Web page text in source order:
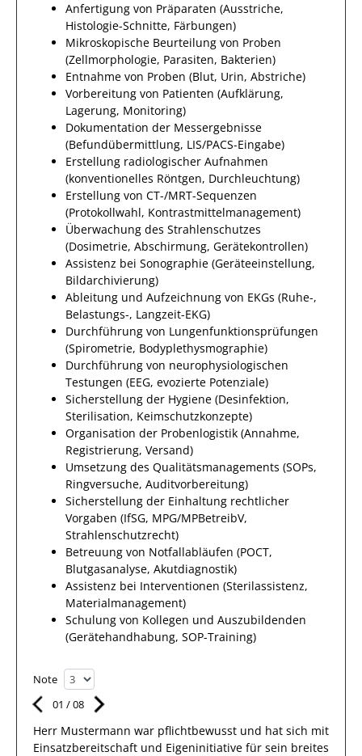
Anfertigung von Präparaten (Ausstriche,
Histologie-Schnitte, Färbungen)
Mikroskopische Beurteilung von Proben
(Zellmorphologie, Parasiten, Bakterien)
Entnahme von Proben (Blut, Urin, Abstriche)
Vorbereitung von Patienten (Aufklärung,
Lagerung, Monitoring)
Dokumentation der Messergebnisse
(Befundübermittlung, LIS/PACS-Eingabe)
Erstellung radiologischer Aufnahmen
(konventionelles Röntgen, Durchleuchtung)
Erstellung von CT-/MRT-Sequenzen
(Protokollwahl, Kontrastmittelmanagement)
Überwachung des Strahlenschutzes
(Dosimetrie, Abschirmung, Gerätekontrollen)
Assistenz bei Sonographie (Geräteeinstellung,
Bildarchivierung)
Ableitung und Aufzeichnung von EKGs (Ruhe-,
Belastungs-, Langzeit-EKG)
Durchführung von Lungenfunktionsprüfungen
(Spirometrie, Bodyplethysmographie)
Durchführung von neurophysiologischen
Testungen (EEG, evozierte Potenziale)
Sicherstellung der Hygiene (Desinfektion,
Sterilisation, Keimschutzkonzepte)
Organisation der Probenlogistik (Annahme,
Registrierung, Versand)
Umsetzung des Qualitätsmanagements (SOPs,
Ringversuche, Auditvorbereitung)
Sicherstellung der Einhaltung rechtlicher
Vorgaben (IfSG, MPG/MPBetreibV,
Strahlenschutzrecht)
Betreuung von Notfallabläufen (POCT,
Blutgasanalyse, Akutdiagnostik)
Assistenz bei Interventionen (Sterilassistenz,
Materialmanagement)
Schulung von Kollegen und Auszubildenden
(Gerätehandhabung, SOP-Training)
Note
01 /08
Herr Mustermann war pflichtbewusst und hat sich mit
Einsatzbereitschaft und Eigeninitiative für sein breites